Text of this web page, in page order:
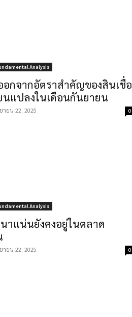
Analysis
อกจากอัตราสำคัญของสินเชื่อ
นแปลงในเดือนกันยายน
ายน 22, 2025 0
Analysis
าแน่นยังคงอยู่ในตลาด
ายน 22, 2025 0